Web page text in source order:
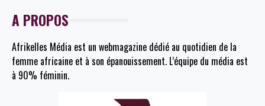
A PROPOS
Afrikelles Média est un webmagazine dédié au quotidien de la
femme africaine et à son épanouissement. L’équipe du média est
à 90% féminin.